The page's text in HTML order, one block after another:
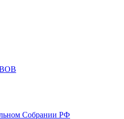
Собрании РФ